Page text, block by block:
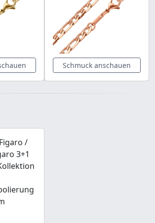
Schmuck anschauen
/
3+1